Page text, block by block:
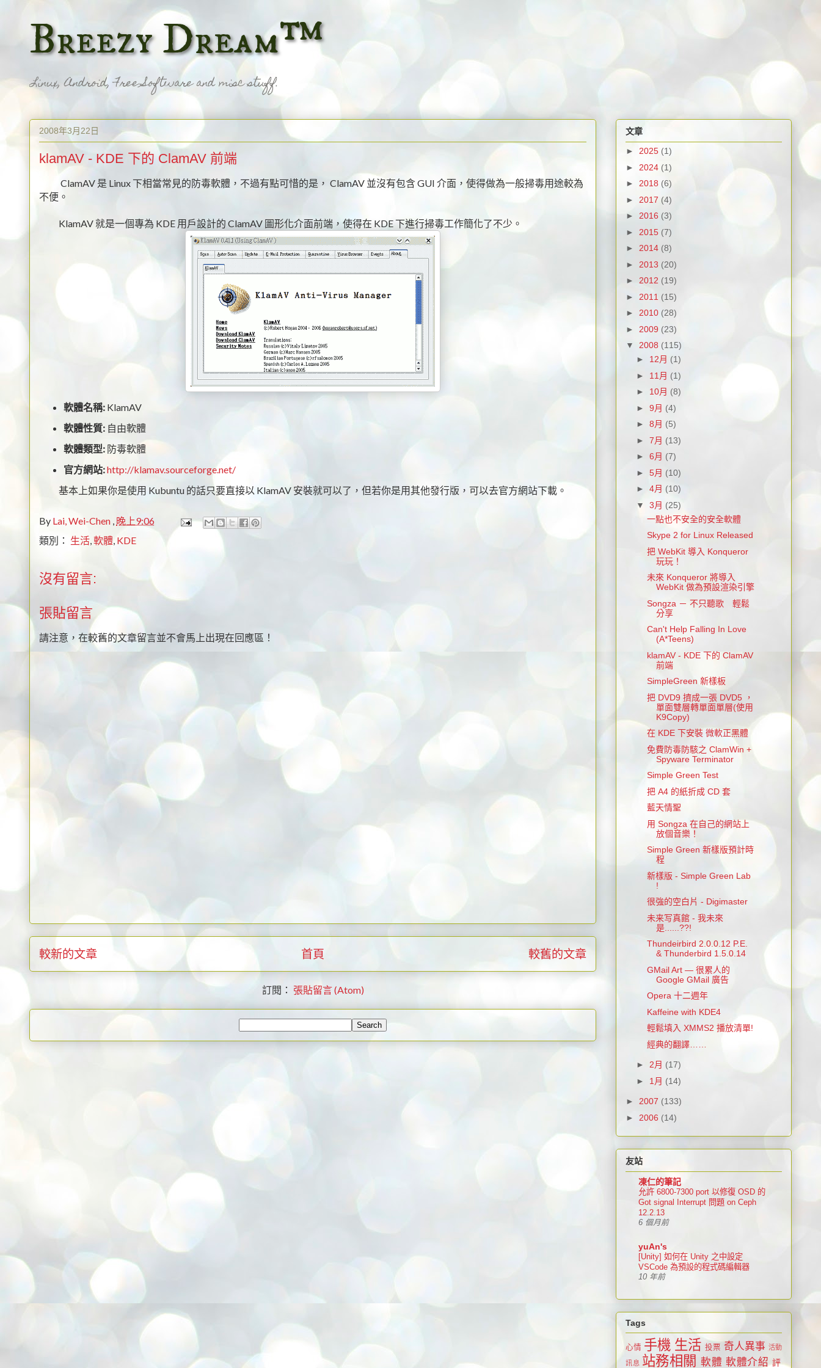
Breezy Dream™
Linux, Android, Free Software and misc stuff.
2008年3月22日
klamAV - KDE 下的 ClamAV 前端
ClamAV 是 Linux 下相當常見的防毒軟體，不過有點可惜的是， ClamAV 並沒有包含 GUI 介面，使得做為一般掃毒用途較為
不便。
KlamAV 就是一個專為 KDE 用戶設計的 ClamAV 圖形化介面前端，使得在 KDE 下進行掃毒工作簡化了不少。
軟體名稱: KlamAV
軟體性質: 自由軟體
軟體類型: 防毒軟體
官方網站:http://klamav.sourceforge.net/
基本上如果你是使用 Kubuntu 的話只要直接以 KlamAV 安裝就可以了，但若你是用其他發行版，可以去官方網站下載。
By Lai, Wei-Chen , 晚上9:06
類別： 生活,軟體, KDE
沒有留言:
張貼留言
請注意，在較舊的文章留言並不會馬上出現在回應區！
較新的文章 較舊的文章
首頁
訂閱： 張貼留言 (Atom)
文章
► 2025 (1)
► 2024 (1)
► 2018 (6)
► 2017 (4)
► 2016 (3)
► 2015 (7)
► 2014 (8)
► 2013 (20)
► 2012 (19)
► 2011 (15)
► 2010 (28)
► 2009 (23)
▼ 2008 (115)
► 12月 (1)
► 11月 (1)
► 10月 (8)
► 9月 (4)
► 8月 (5)
► 7月 (13)
► 6月 (7)
► 5月 (10)
► 4月 (10)
▼ 3月 (25)
一點也不安全的安全軟體
Skype 2 for Linux Released
把 WebKit 導入 Konqueror
玩玩！
未來 Konqueror 將導入
WebKit 做為預設渲染引擎
Songza － 不只聽歌 輕鬆
分享
Can't Help Falling In Love
(A*Teens)
klamAV - KDE 下的 ClamAV
前端
SimpleGreen 新樣板
把 DVD9 擠成一張 DVD5 ，
單面雙層轉單面單層(使用
K9Copy)
在 KDE 下安裝 微軟正黑體
免費防毒防駭之 ClamWin +
Spyware Terminator
Simple Green Test
把 A4 的紙折成 CD 套
藍天情聖
用 Songza 在自己的網站上
放個音樂！
Simple Green 新樣版預計時
程
新樣版 - Simple Green Lab
!
很強的空白片 - Digimaster
未来写真館 - 我未來
是......??!
Thundeirbird 2.0.0.12 P.E.
& Thunderbird 1.5.0.14
GMail Art — 很累人的
Google GMail 廣告
Opera 十二週年
Kaffeine with KDE4
輕鬆填入 XMMS2 播放清單!
經典的翻譯……
► 2月 (17)
► 1月 (14)
► 2007 (133)
► 2006 (14)
友站
凍仁的筆記
允許 6800-7300 port 以修復 OSD 的
Got signal Interrupt 問題 on Ceph
12.2.13
6 個月前
yuAn's
[Unity] 如何在 Unity 之中設定
VSCode 為預設的程式碼編輯器
10 年前
Tags
心情 手機 生活 投票 奇人異事 活動
訊息 站務相關 軟體 軟體介紹 評